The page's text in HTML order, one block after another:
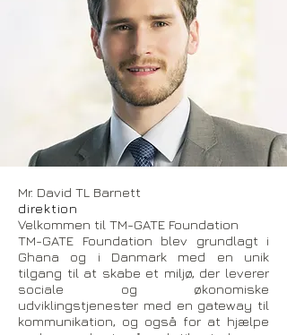
Mr. David TL Barnett
direktion
Velkommen til TM-GATE Foundation
TM-GATE Foundation blev grundlagt i
Ghana og i Danmark med en unik
tilgang til at skabe et miljø, der leverer
sociale og økonomiske
udviklingstjenester med en gateway til
kommunikation, og også for at hjælpe